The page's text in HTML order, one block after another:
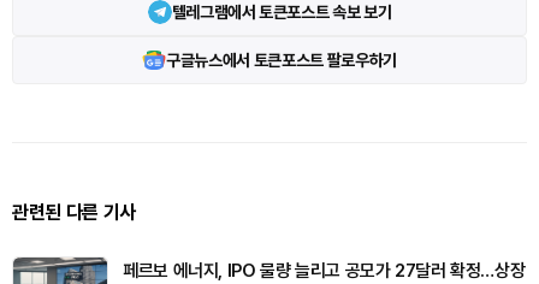
텔레그램에서 토큰포스트 속보 보기
구글뉴스에서 토큰포스트 팔로우하기
관련된 다른 기사
페르보 에너지, IPO 물량 늘리고 공모가 27달러 확정…상장